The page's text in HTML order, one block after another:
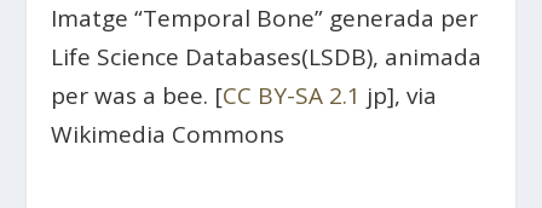
Imatge “Temporal Bone” generada per
Life Science Databases(LSDB), animada
per was a bee. [CC BY-SA 2.1 jp], via
Wikimedia Commons